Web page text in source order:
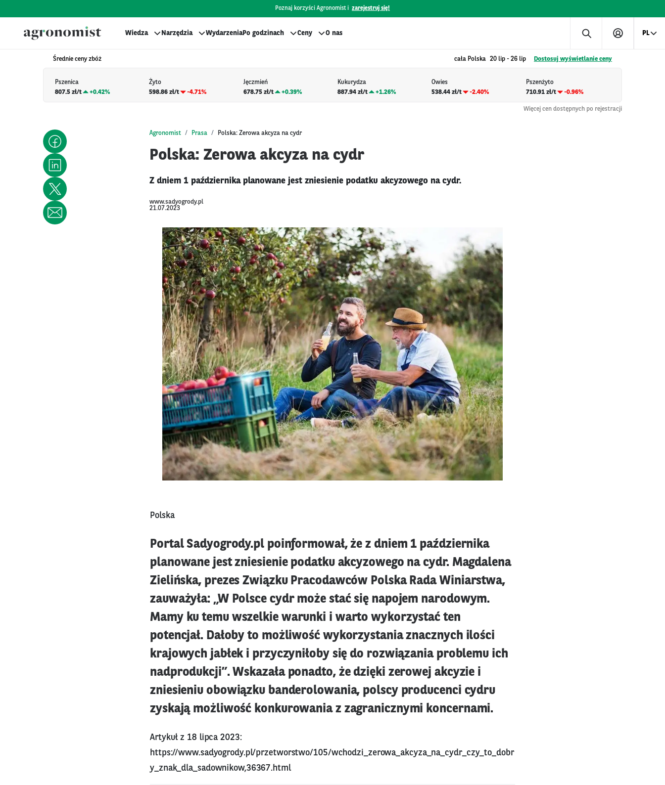
Poznaj korzyści Agronomist i zarejestruj się!
Wiedza Narzędzia WydarzeniaPo godzinach Ceny O nas PL
Średnie ceny zbóż cała Polska 20 lip - 26 lip Dostosuj wyświetlanie ceny
Pszenica
807.5 zł/t
+0.42%
Żyto
598.86 zł/t
-4.71%
Jęczmień
678.75 zł/t
+0.39%
Kukurydza
887.94 zł/t
+1.26%
Owies
538.44 zł/t
-2.40%
Pszenżyto
710.91 zł/t
-0.96%
Więcej cen dostępnych po rejestracji
Agronomist Prasa Polska: Zerowa akcyza na cydr
Polska: Zerowa akcyza na cydr
Z dniem 1 października planowane jest zniesienie podatku akcyzowego na cydr.
www.sadyogrody.pl
21.07.2023
Polska
Portal Sadyogrody.pl poinformował, że z dniem 1 października
planowane jest zniesienie podatku akcyzowego na cydr. Magdalena
Zielińska, prezes Związku Pracodawców Polska Rada Winiarstwa,
zauważyła: „W Polsce cydr może stać się napojem narodowym.
Mamy ku temu wszelkie warunki i warto wykorzystać ten
potencjał. Dałoby to możliwość wykorzystania znacznych ilości
krajowych jabłek i przyczyniłoby się do rozwiązania problemu ich
nadprodukcji”. Wskazała ponadto, że dzięki zerowej akcyzie i
zniesieniu obowiązku banderolowania, polscy producenci cydru
zyskają możliwość konkurowania z zagranicznymi koncernami.
Artykuł z 18 lipca 2023:
https://www.sadyogrody.pl/przetworstwo/105/wchodzi_zerowa_akcyza_na_cydr_czy_to_dobr
y_znak_dla_sadownikow,36367.html